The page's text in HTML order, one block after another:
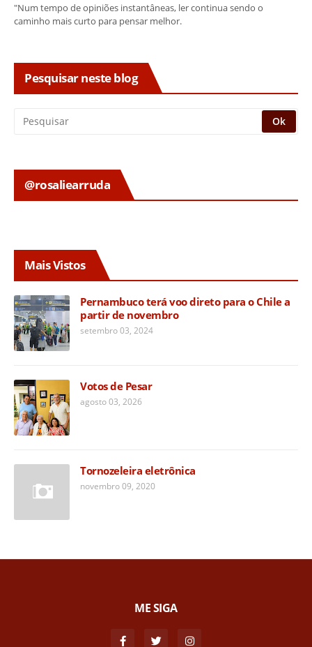
"Num tempo de opiniões instantâneas, ler continua sendo o
caminho mais curto para pensar melhor.
Pesquisar neste blog
@rosaliearruda
Mais Vistos
Pernambuco terá voo direto para o Chile a
partir de novembro
setembro 03, 2024
Votos de Pesar
agosto 03, 2026
Tornozeleira eletrônica
novembro 09, 2020
ME SIGA